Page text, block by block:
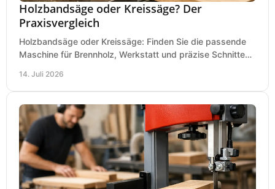
Holzbandsäge oder Kreissäge? Der
Praxisvergleich
Holzbandsäge oder Kreissäge: Finden Sie die passende
Maschine für Brennholz, Werkstatt und präzise Schnitte
14. Juli 2026